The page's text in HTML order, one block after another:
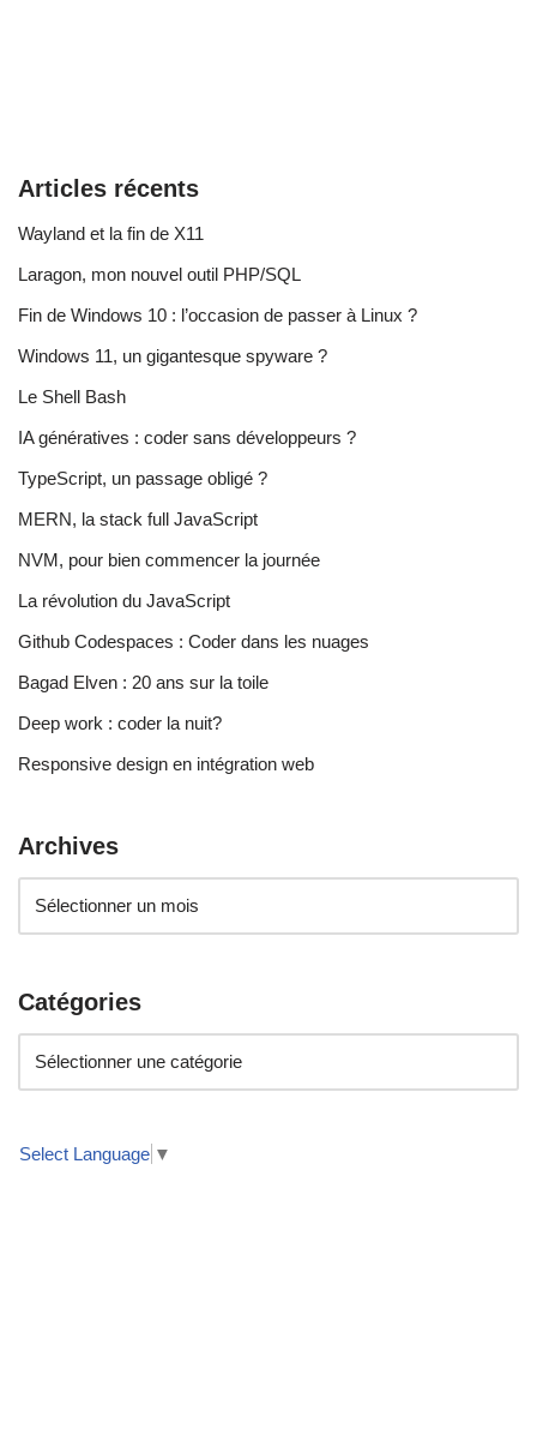
Articles récents
Wayland et la fin de X11
Laragon, mon nouvel outil PHP/SQL
Fin de Windows 10 : l’occasion de passer à Linux ?
Windows 11, un gigantesque spyware ?
Le Shell Bash
IA génératives : coder sans développeurs ?
TypeScript, un passage obligé ?
MERN, la stack full JavaScript
NVM, pour bien commencer la journée
La révolution du JavaScript
Github Codespaces : Coder dans les nuages
Bagad Elven : 20 ans sur la toile
Deep work : coder la nuit?
Responsive design en intégration web
Archives
Catégories
Select Language ▼